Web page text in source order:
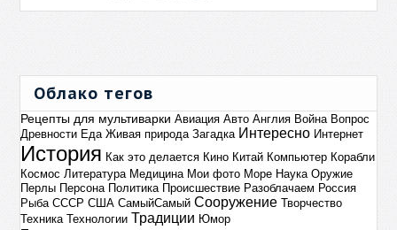
Облако тегов
Рецепты для мультиварки Авиация Авто Англия Война Вопрос
Древности Еда Живая природа Загадка Интересно Интернет
История Как это делается Кино Китай Компьютер Корабли
Космос Литература Медицина Мои фото Море Наука Оружие
Перлы Персона Политика Происшествие Разоблачаем Россия
Рыба СССР США СамыйСамый Сооружение Творчество
Техника Технологии Традиции Юмор